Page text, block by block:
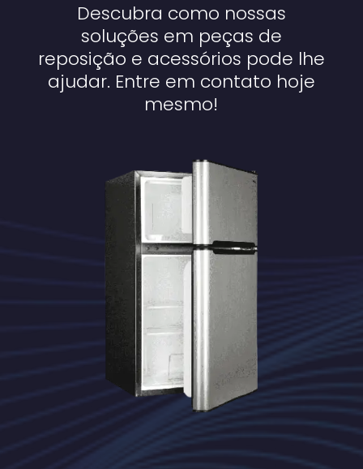
Descubra como nossas
soluções em peças de
reposição e acessórios pode lhe
ajudar. Entre em contato hoje
mesmo!